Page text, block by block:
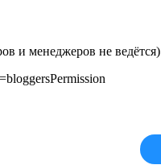
и менеджеров не ведётся)